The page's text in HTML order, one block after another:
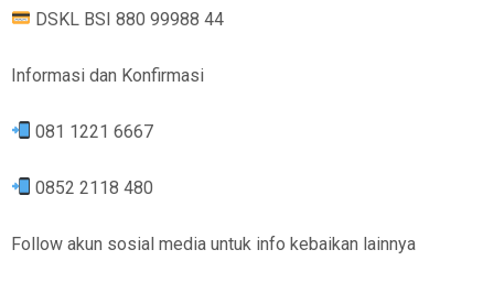
DSKL BSI 880 99988 44
Informasi dan Konfirmasi
081 1221 6667
0852 2118 480
Follow akun sosial media untuk info kebaikan lainnya